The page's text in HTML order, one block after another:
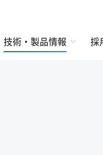
技術・製品情報 採